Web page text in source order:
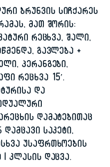
ბრუნვის სიჩქარეს
მათ შორის:
რეცხვა, შალი,
გავლება +
პერანგები,
რეცხვა 15′.
და
დამატებითაც
საკეტი,
უსაფრთხოების
კლასის დაცვა.